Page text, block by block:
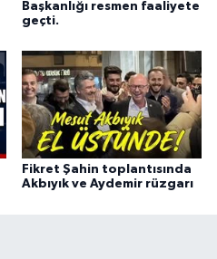
Başkanlığı resmen faaliyete
geçti.
Fikret Şahin toplantısında
Akbıyık ve Aydemir rüzgarı